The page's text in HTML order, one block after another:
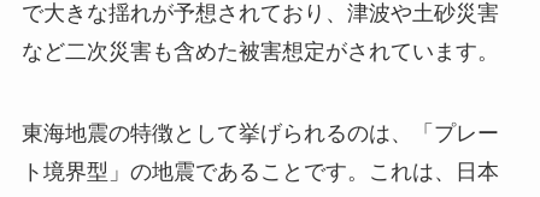
で大きな揺れが予想されており、津波や土砂災害
など二次災害も含めた被害想定がされています。
東海地震の特徴として挙げられるのは、「プレー
ト境界型」の地震であることです。これは、日本